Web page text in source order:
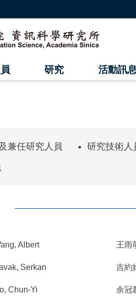
研究 活動訊息
兼任研究人員 研究技術人
Albert
王雨
Serkan 吉約
Chun-Yi 余冠